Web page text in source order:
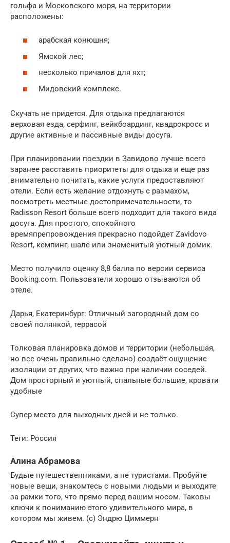
гольфа и Московского моря, на территории
расположены:
арабская конюшня;
Ямской лес;
несколько причалов для яхт;
Мидовский комплекс.
Скучать не придется. Для отдыха предлагаются
верховая езда, серфинг, вейкбоардинг, квадрокросс и
другие активные и пассивные виды досуга.
При планировании поездки в Завидово лучше всего
заранее расставить приоритеты для отдыха и еще раз
внимательно почитать, какие услуги предоставляют
отели. Если есть желание отдохнуть с размахом,
посмотреть местные достопримечательности, то
Radisson Resort больше всего подходит для такого вида
досуга. Для простого, спокойного
времяпрепровождения прекрасно подойдет Zavidovo
Resort, кемпинг, шале или знаменитый уютный домик.
Место получило оценку 8,8 балла по версии сервиса
Booking.com. Пользователи хорошо отзываются об
отеле.
Дарья, Екатеринбург: Отличный загородный дом со
своей полянкой, террасой
Толковая планировка домов и территории (небольшая,
но все очень правильно сделано) создаёт ощущение
изоляции от других, что важно при наличии соседей.
Дом просторный и уютный, спальные большие, кровати
удобные
Супер место для выходных дней и не только.
Теги: Россия
Алина Абрамова
Будьте путешественниками, а не туристами. Пробуйте
новые вещи, знакомтесь с новыми людьми и выходите
за рамки того, что прямо перед вашим носом. Таковы
ключи к пониманию этого удивительного мира, в
котором мы живем. (c) Эндрю Циммерн